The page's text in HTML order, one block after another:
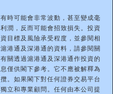
時可能會非常波動，甚至變成毫
潤，反而可能會招致損失。投資
目標及風險承受程度，並參閱相
港通及深港通的資料，請參閱關
關透過滬港通及深港通作投資的
僅供閣下參考。它不應被解釋為
。如果閣下對任何證券交易平台
立和專業顧問。任何由本公司提